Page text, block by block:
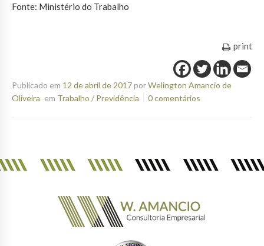
Fonte: Ministério do Trabalho
print
Publicado em 12 de abril de 2017porWelington Amancio de
Oliveira em Trabalho / Previdência 0 comentários